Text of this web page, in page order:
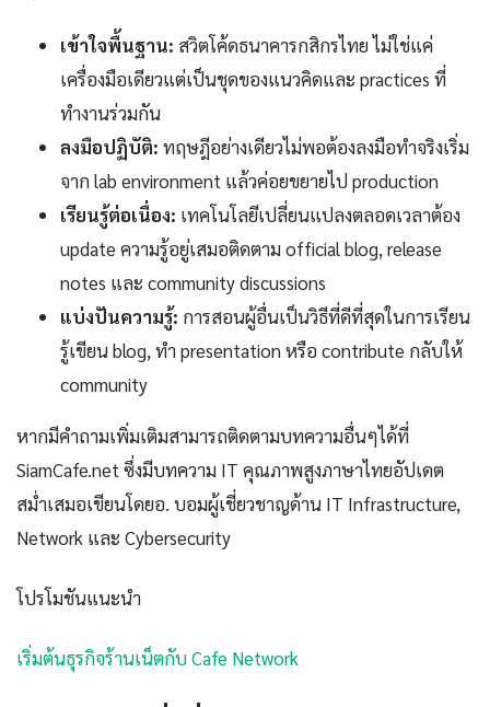
เข้าใจพื้นฐาน: สวิตโค้ดธนาคารกสิกรไทย ไม่ใช่แค่
เครื่องมือเดียวแต่เป็นชุดของแนวคิดและ practices ที่
ทำงานร่วมกัน
ลงมือปฏิบัติ: ทฤษฎีอย่างเดียวไม่พอต้องลงมือทำจริงเริ่ม
จาก lab environment แล้วค่อยขยายไป production
เรียนรู้ต่อเนื่อง: เทคโนโลยีเปลี่ยนแปลงตลอดเวลาต้อง
update ความรู้อยู่เสมอติดตาม official blog, release
notes และ community discussions
แบ่งปันความรู้: การสอนผู้อื่นเป็นวิธีที่ดีที่สุดในการเรียน
รู้เขียน blog, ทำ presentation หรือ contribute กลับให้
community
หากมีคำถามเพิ่มเติมสามารถติดตามบทความอื่นๆได้ที่
SiamCafe.net ซึ่งมีบทความ IT คุณภาพสูงภาษาไทยอัปเดต
สม่ำเสมอเขียนโดยอ. บอมผู้เชี่ยวชาญด้าน IT Infrastructure,
Network และ Cybersecurity
โปรโมชันแนะนำ
เริ่มต้นธุรกิจร้านเน็ตกับ Cafe Network